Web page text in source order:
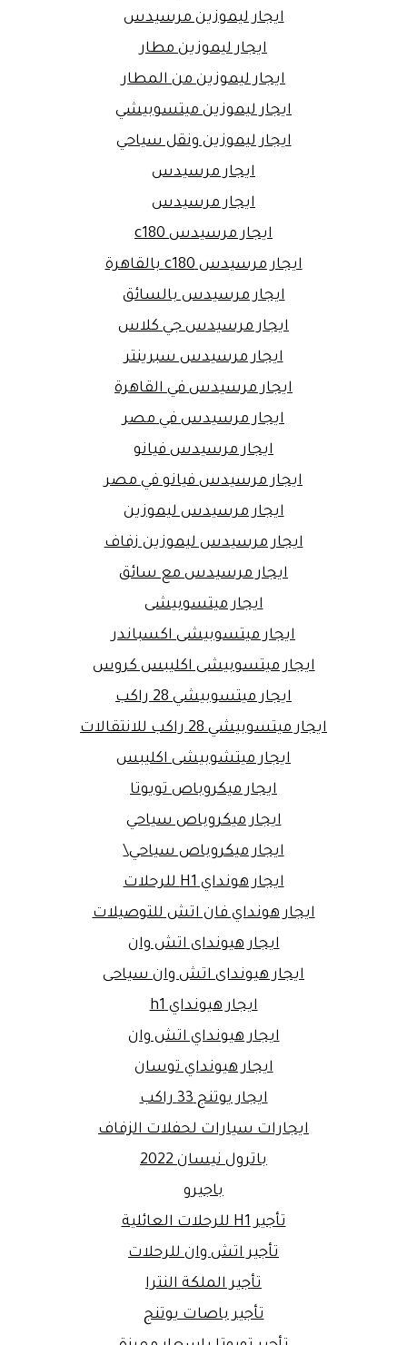
ايجار ليموزين مرسيدس
ايجار ليموزين مطار
ايجار ليموزين من المطار
ايجار ليموزين ميتسوبيشي
ايجار ليموزين ونقل سياحي
ايجار مرسيدس
ايجار مرسيدس
ايجار مرسيدس c180
ايجار مرسيدس c180 بالقاهرة
ايجار مرسيدس بالسائق
ايجار مرسيدس جي كلاس
ايجار مرسيدس سبرينتر
ايجار مرسيدس في القاهرة
ايجار مرسيدس في مصر
ايجار مرسيدس فيانو
ايجار مرسيدس فيانو في مصر
ايجار مرسيدس ليموزين
ايجار مرسيدس ليموزين زفاف
ايجار مرسيدس مع سائق
ايجار ميتسوبيشى
ايجار ميتسوبيشى اكسباندر
ايجار ميتسوبيشى اكليبس كروس
ايجار ميتسوبيشي 28 راكب
ايجار ميتسوبيشي 28 راكب للانتقالات
ايجار ميتشوبيشى اكليبس
ايجار ميكروباص تويوتا
ايجار ميكروباص سياحي
ايجار ميكروباص سياحي\
ايجار هونداي H1 للرحلات
ايجار هونداي فان اتش للتوصيلات
ايجار هيونداى اتش وان
ايجار هيونداى اتش وان سياحى
ايجار هيونداي h1
ايجار هيونداي اتش وان
ايجار هيونداي توسان
ايجار يوتنج 33 راكب
ايجارات سيارات لحفلات الزفاف
باترول نيسان 2022
باجيرو
تأجير H1 للرحلات العائلية
تأجير اتش وان للرحلات
تأجير الملكة النترا
تأجير باصات يوتنج